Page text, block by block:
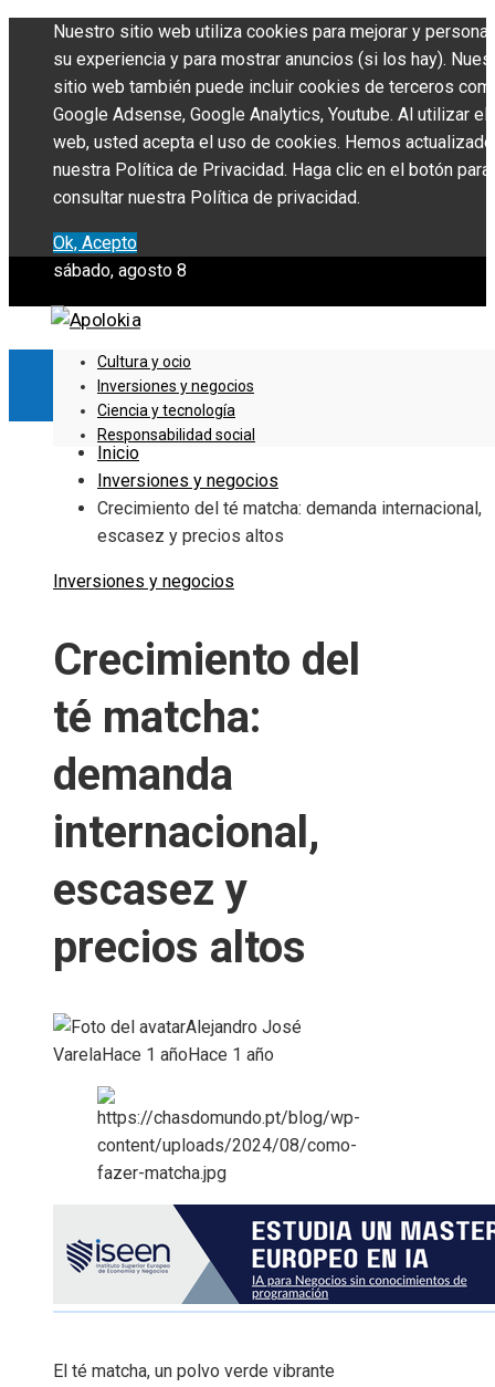
Nuestro sitio web utiliza cookies para mejorar y
su experiencia y para mostrar anuncios (si los hay).
sitio web también puede incluir cookies de terceros
Google Adsense, Google Analytics, Youtube. Al utilizar
web, usted acepta el uso de cookies. Hemos actualizado
nuestra Política de Privacidad. Haga clic en el botón para
consultar nuestra Política de privacidad.
Ok, Acepto
sábado, agosto 8
Cultura y ocio
Inversiones y negocios
Ciencia y tecnología
Responsabilidad social
Inicio
Inversiones y negocios
Crecimiento del té matcha: demanda internacional,
escasez y precios altos
Inversiones y negocios
Crecimiento del
té matcha:
demanda
internacional,
escasez y
precios altos
Alejandro José
VarelaHace 1 año Hace 1 año
El té matcha, un polvo verde vibrante